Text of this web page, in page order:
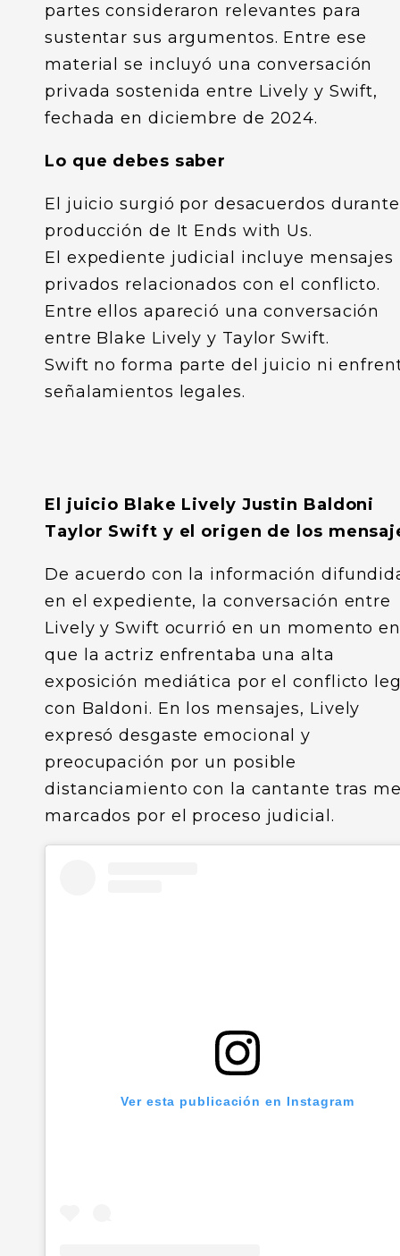
partes consideraron relevantes para
sustentar sus argumentos. Entre ese
material se incluyó una conversación
privada sostenida entre Lively y Swift,
fechada en diciembre de 2024.
Lo que debes saber
El juicio surgió por desacuerdos
producción de It Ends with Us.
El expediente judicial incluye mensajes
privados relacionados con el conflicto.
Entre ellos apareció una conversación
entre Blake Lively y Taylor Swift.
Swift no forma parte del juicio ni
señalamientos legales.
El juicio Blake Lively Justin Baldoni
Taylor Swift y el origen de los
De acuerdo con la información
en el expediente, la conversación entre
Lively y Swift ocurrió en un momento
que la actriz enfrentaba una alta
exposición mediática por el conflicto
con Baldoni. En los mensajes, Lively
expresó desgaste emocional y
preocupación por un posible
distanciamiento con la cantante tras
marcados por el proceso judicial.
Ver esta publicación en Instagram